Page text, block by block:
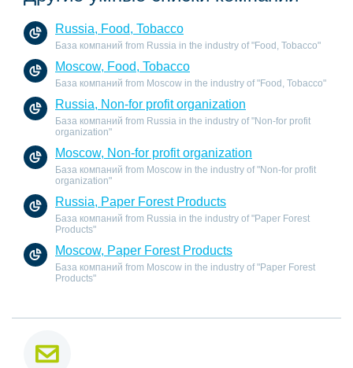
Russia, Food, Tobacco
База компаний from Russia in the industry of "Food, Tobacco"
Moscow, Food, Tobacco
База компаний from Moscow in the industry of "Food, Tobacco"
Russia, Non-for profit organization
База компаний from Russia in the industry of "Non-for profit
organization"
Moscow, Non-for profit organization
База компаний from Moscow in the industry of "Non-for profit
organization"
Russia, Paper Forest Products
База компаний from Russia in the industry of "Paper Forest
Products"
Moscow, Paper Forest Products
База компаний from Moscow in the industry of "Paper Forest
Products"